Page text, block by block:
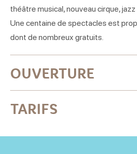
théâtre musical, nouveau cirque,
Une centaine de spectacles est
dont de nombreux gratuits.
OUVERTURE
au jeudi 31
TARIFS
Tarif de base: Tarifs sur